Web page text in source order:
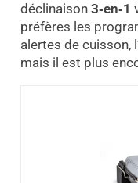
déclinaison 3‑en‑1
préfères les
alertes de cuisson,
mais il est plus